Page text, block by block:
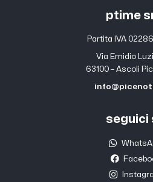
ptime
Partita IVA
Via Emidio
63100 – Ascoli
seguici